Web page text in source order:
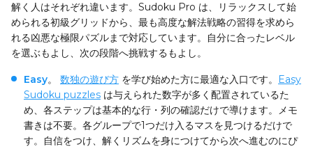
解く人はそれぞれ違います。Sudoku Pro は、リラックスして始
められる初級グリッドから、最も高度な解法戦略の習得を求めら
れる凶悪な極限パズルまで対応しています。自分に合ったレベル
を選ぶもよし、次の段階へ挑戦するもよし。
Easy。 数独の遊び方 を学び始めた方に最適な入口です。
Easy
Sudoku puzzles は与えられた数字が多く配置されているた
め、各ステップは基本的な行・列の確認だけで導けます。メモ
書きは不要。各グループで1つだけ入るマスを見つけるだけで
す。自信をつけ、解くリズムを身につけてから次へ進むのにぴ